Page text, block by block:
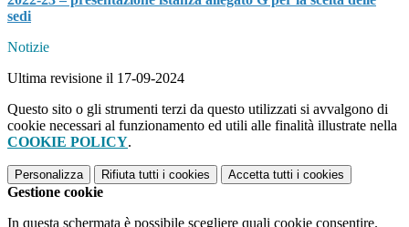
sedi
Notizie
Ultima revisione il 17-09-2024
Questo sito o gli strumenti terzi da questo utilizzati si avvalgono di
cookie necessari al funzionamento ed utili alle finalità illustrate nella
COOKIE POLICY.
Personalizza Rifiuta tutti i cookies Accetta tutti i cookies
Gestione cookie
In questa schermata è possibile scegliere quali cookie consentire.